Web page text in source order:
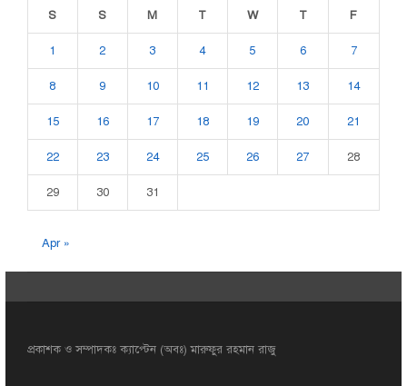
S
S M T W T F
1 2 3 4 5 6 7
8 9 10 11 12 13 14
15 16 17 18 19 20 21
22 23 24 25 26 27 28
29 30 31
Apr »
প্রকাশক ও সম্পাদকঃ ক্যাপ্টেন (অবঃ) মারুফুর রহমান রাজু